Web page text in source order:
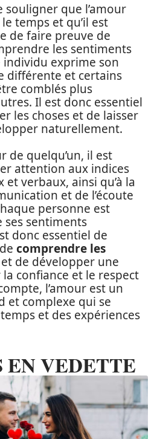
que l’amour
temps et qu’il est
de faire preuve de
les sentiments
individu exprime son
différente et certains
comblés plus
Il est donc essentiel
les choses et de laisser
naturellement.
de quelqu’un, il est
attention aux indices
verbaux, ainsi qu’à la
et de l’écoute
personne est
sentiments
donc essentiel de
comprendre les
et de développer une
confiance et le respect
l’amour est un
et complexe qui se
et des expériences
VEDETTE